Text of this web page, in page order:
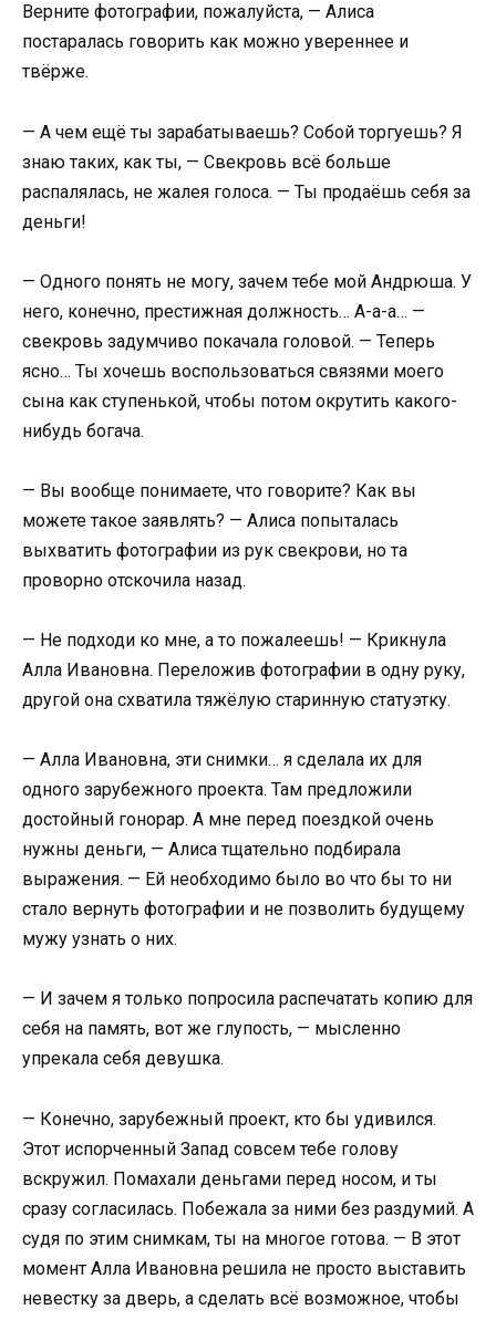
Верните фотографии, пожалуйста, — Алиса
постаралась говорить как можно увереннее и
твёрже.
— А чем ещё ты зарабатываешь? Собой торгуешь? Я
знаю таких, как ты, — Свекровь всё больше
распалялась, не жалея голоса. — Ты продаёшь себя за
деньги!
— Одного понять не могу, зачем тебе мой Андрюша. У
него, конечно, престижная должность… А-а-а… —
свекровь задумчиво покачала головой. — Теперь
ясно… Ты хочешь воспользоваться связями моего
сына как ступенькой, чтобы потом окрутить какого-
нибудь богача.
— Вы вообще понимаете, что говорите? Как вы
можете такое заявлять? — Алиса попыталась
выхватить фотографии из рук свекрови, но та
проворно отскочила назад.
— Не подходи ко мне, а то пожалеешь! — Крикнула
Алла Ивановна. Переложив фотографии в одну руку,
другой она схватила тяжёлую старинную статуэтку.
— Алла Ивановна, эти снимки… я сделала их для
одного зарубежного проекта. Там предложили
достойный гонорар. А мне перед поездкой очень
нужны деньги, — Алиса тщательно подбирала
выражения. — Ей необходимо было во что бы то ни
стало вернуть фотографии и не позволить будущему
мужу узнать о них.
— И зачем я только попросила распечатать копию для
себя на память, вот же глупость, — мысленно
упрекала себя девушка.
— Конечно, зарубежный проект, кто бы удивился.
Этот испорченный Запад совсем тебе голову
вскружил. Помахали деньгами перед носом, и ты
сразу согласилась. Побежала за ними без раздумий. А
судя по этим снимкам, ты на многое готова. — В этот
момент Алла Ивановна решила не просто выставить
невестку за дверь, а сделать всё возможное, чтобы